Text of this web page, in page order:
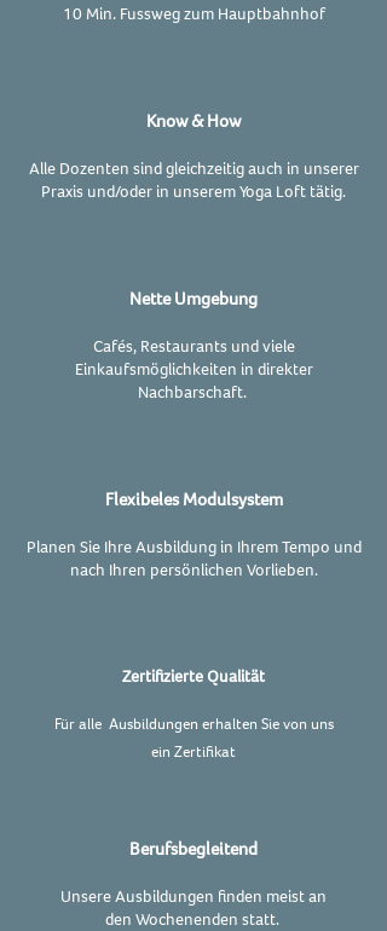
10 Min. Fussweg zum Hauptbahnhof
Know & How
Alle Dozenten sind gleichzeitig auch in unserer
Praxis und/oder in unserem Yoga Loft tätig.
Nette Umgebung
Cafés, Restaurants und viele
Einkaufsmöglichkeiten in direkter
Nachbarschaft.
Flexibeles Modulsystem
Planen Sie Ihre Ausbildung in Ihrem Tempo und
nach Ihren persönlichen Vorlieben.
Zertifizierte Qualität
Für alle Ausbildungen erhalten Sie von uns
ein Zertifikat
Berufsbegleitend
Unsere Ausbildungen finden meist an
den Wochenenden statt.